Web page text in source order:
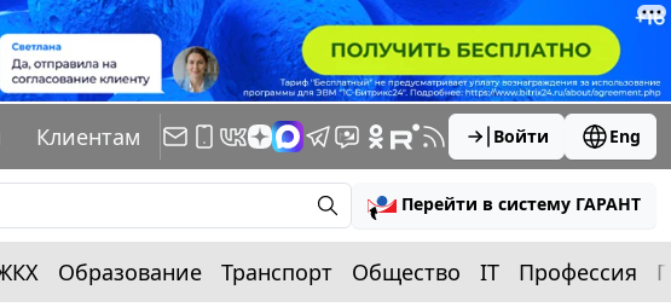
Клиентам Войти Eng
Перейти в систему ГАРАНТ
Образование Транспорт Общество IT Профессия